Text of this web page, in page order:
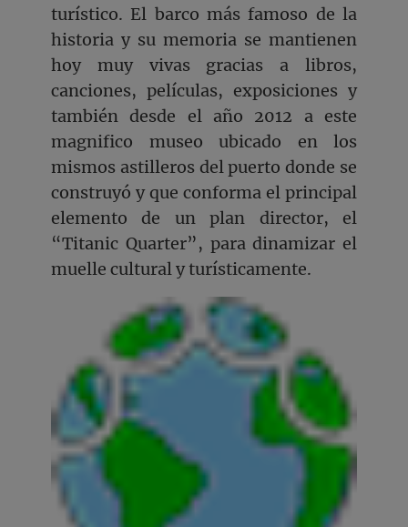
turístico. El barco más famoso de la
historia y su memoria se mantienen
hoy muy vivas gracias a libros,
canciones, películas, exposiciones y
también desde el año 2012 a este
magnifico museo ubicado en los
mismos astilleros del puerto donde se
construyó y que conforma el principal
elemento de un plan director, el
“Titanic Quarter”, para dinamizar el
muelle cultural y turísticamente.